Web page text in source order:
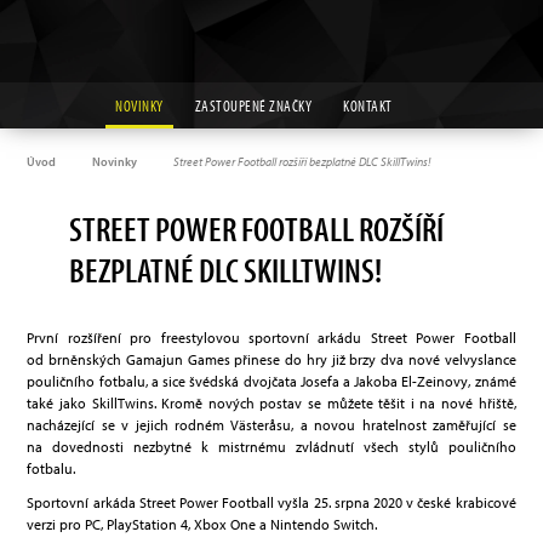
NOVINKY ZASTOUPENÉ ZNAČKY KONTAKT
Úvod Novinky Street Power Football rozšíří bezplatné DLC SkillTwins!
STREET POWER FOOTBALL ROZŠÍŘÍ
BEZPLATNÉ DLC SKILLTWINS!
První rozšíření pro freestylovou sportovní arkádu Street Power Football
od brněnských Gamajun Games přinese do hry již brzy dva nové velvyslance
pouličního fotbalu, a sice švédská dvojčata Josefa a Jakoba El-Zeinovy, známé
také jako SkillTwins. Kromě nových postav se můžete těšit i na nové hřiště,
nacházející se v jejich rodném Västeråsu, a novou hratelnost zaměřující se
na dovednosti nezbytné k mistrnému zvládnutí všech stylů pouličního
fotbalu.
Sportovní arkáda Street Power Football vyšla 25. srpna 2020 v české krabicové
verzi pro PC, PlayStation 4, Xbox One a Nintendo Switch.